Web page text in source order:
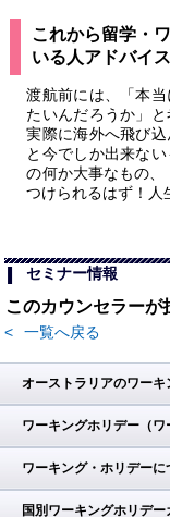
これから留学・
いる人アドバイス
渡航前には、「本
たいんだろうか」と
実際に海外へ飛び
と今でしか出来な
の何か大事なもの
つけられるはず！人
セミナー情報
このカウンセラーが
< 一覧へ戻る
オーストラリアのワー
ワーキングホリデー（
ワーキング・ホリデー
国別ワーキングホリデー